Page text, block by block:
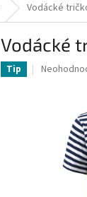
Vodácké
Vodácké
Tip
Průměrné
hvězdiček.